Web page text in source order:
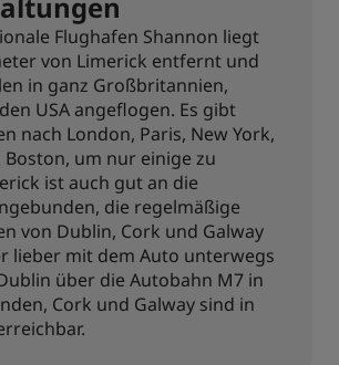
Flughafen Shannon liegt
von Limerick entfernt und
in ganz Großbritannien,
USA angeflogen. Es gibt
nach London, Paris, New York,
Boston, um nur einige zu
ist auch gut an die
die regelmäßige
von Dublin, Cork und Galway
lieber mit dem Auto unterwegs
über die Autobahn M7 in
Cork und Galway sind in